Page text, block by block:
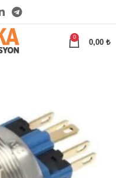
0
0,00 ₺